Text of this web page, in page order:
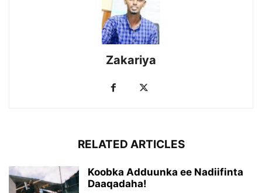
Zakariya
RELATED ARTICLES
Koobka Adduunka ee Nadiifinta
Daaqadaha!